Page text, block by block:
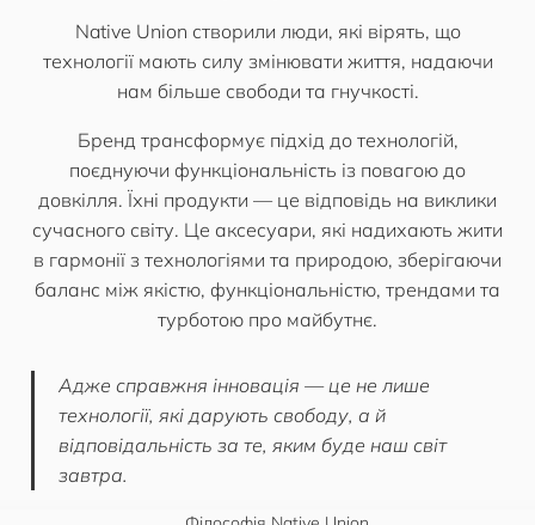
Native Union створили люди, які вірять, що
технології мають силу змінювати життя, надаючи
нам більше свободи та гнучкості.
Бренд трансформує підхід до технологій,
поєднуючи функціональність із повагою до
довкілля. Їхні продукти — це відповідь на виклики
сучасного світу. Це аксесуари, які надихають жити
в гармонії з технологіями та природою, зберігаючи
баланс між якістю, функціональністю, трендами та
турботою про майбутнє.
Адже справжня інновація — це не лише
технології, які дарують свободу, а й
відповідальність за те, яким буде наш світ
завтра.